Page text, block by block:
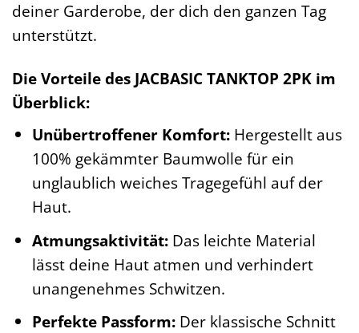
deiner Garderobe, der dich den ganzen Tag
unterstützt.
Die Vorteile des JACBASIC TANKTOP 2PK im
Überblick:
Unübertroffener Komfort:Hergestellt aus
100% gekämmter Baumwolle für ein
unglaublich weiches Tragegefühl auf der
Haut.
Atmungsaktivität:Das leichte Material
lässt deine Haut atmen und verhindert
unangenehmes Schwitzen.
Perfekte Passform:Der klassische Schnitt